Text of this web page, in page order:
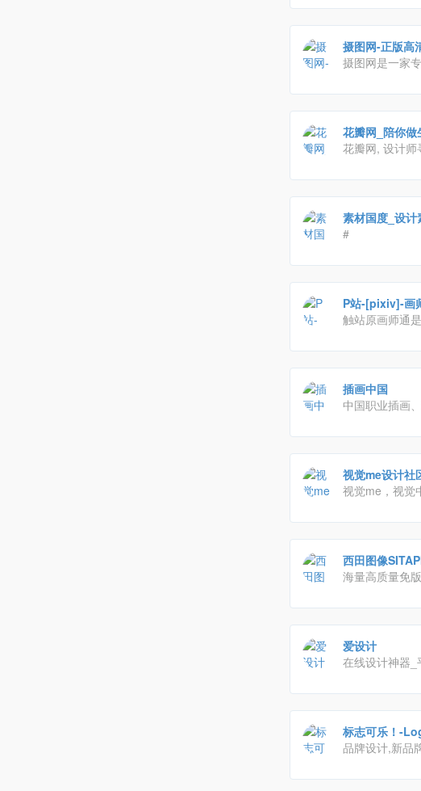
行业的商用需
摄图网-正版高
摄图网是一家
供下载。摄图
图片素材和设
花瓣网_陪你做
花瓣网, 设计
素材国度_设
#
P站-[pixiv]-画
触站原画师通
绘画等各类画
插画中国
中国职业插画
职业插画
视觉me设计社
视觉me，视觉
西田图像
海量高质量免
欣赏、摄影参
爱设计
在线设计神器
标志可乐！-
品牌设计,新品